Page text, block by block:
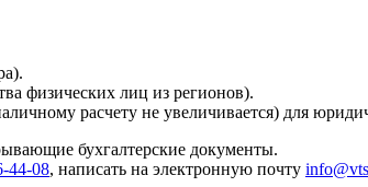
физических лиц из регионов).
расчету не увеличивается) для
бухгалтерские документы.
44-08, написать на электронную почту